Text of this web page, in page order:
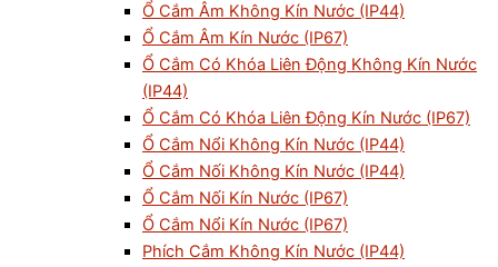
Ổ Cắm Âm Không Kín Nước (IP44)
Ổ Cắm Âm Kín Nước (IP67)
Ổ Cắm Có Khóa Liên Động Không Kín Nước
(IP44)
Ổ Cắm Có Khóa Liên Động Kín Nước (IP67)
Ổ Cắm Nổi Không Kín Nước (IP44)
Ổ Cắm Nối Không Kín Nước (IP44)
Ổ Cắm Nối Kín Nước (IP67)
Ổ Cắm Nổi Kín Nước (IP67)
Phích Cắm Không Kín Nước (IP44)